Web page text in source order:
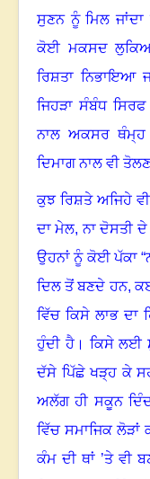
ਸੁਣਨ ਨੂੰ ਮਿਲ ਜਾਂਦਾ
ਕੋਈ ਮਕਸਦ
ਰਿਸ਼ਤਾ ਨਿਭਾਇਆ
ਜਿਹੜਾ ਸੰਬੰਧ
ਨਾਲ ਅਕਸਰ
ਦਿਮਾਗ ਨਾਲ ਵੀ
ਕੁਝ ਰਿਸ਼ਤੇ ਅਜਿਹੇ
ਦਾ ਮੇਲ,ਨਾ ਦੋਸਤੀ
ਉਹਨਾਂ ਨੂੰ ਕੋਈ ਪੱਕਾ
ਦਿਲ ਤੋਂ ਬਣਦੇ ਹਨ,
ਵਿੱਚ ਕਿਸੇ ਲਾਭ ਦਾ
ਹੁੰਦੀ ਹੈ। ਕਿਸੇ ਲਈ
ਦੱਸੇ ਪਿੱਛੇ ਖੜ੍ਹ ਕੇ
ਅਲੱਗ ਹੀ ਸਕੂਨ
ਵਿੱਚ ਸਮਾਜਿਕ
ਕੰਮ ਦੀ ਥਾਂ ’ਤੇ ਵੀ